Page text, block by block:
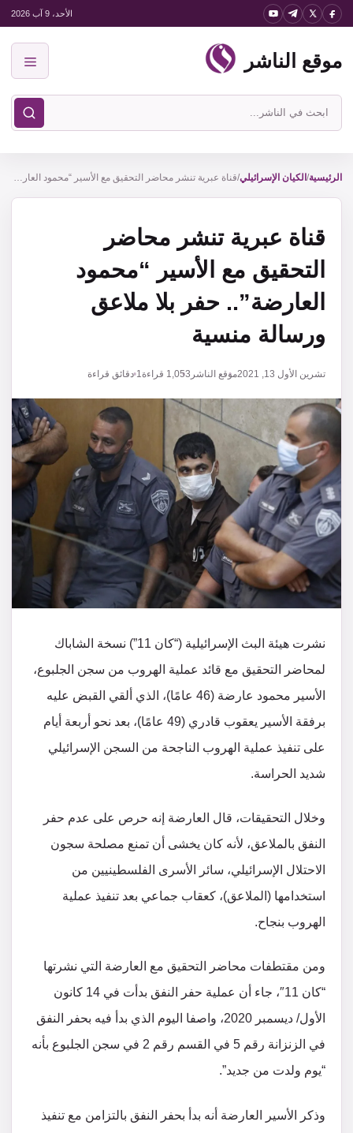
انتقل
المحتوى
الأحد، 9 آب 2026
موقع الناشر
ابحث
في
الناشر
الرئيسية/ الكيان الإسرائيلي/ قناة عبرية تنشر محاضر التحقيق مع الأسير “محمود العارضة”.. حفر بلا ملاعق ورسالة منسية
قناة عبرية تنشر محاضر
التحقيق مع الأسير “محمود
العارضة”.. حفر بلا ملاعق
ورسالة منسية
تشرين الأول 13, 2021 موقع الناشر 1,053 قراءة1 دقائق قراءة
نشرت هيئة البث الإسرائيلية (“كان 11”) نسخة الشاباك
لمحاضر التحقيق مع قائد عملية الهروب من سجن الجلبوع،
الأسير محمود عارضة (46 عامًا)، الذي ألقي القبض عليه
برفقة الأسير يعقوب قادري (49 عامًا)، بعد نحو أربعة أيام
على تنفيذ عملية الهروب الناجحة من السجن الإسرائيلي
شديد الحراسة.
وخلال التحقيقات، قال العارضة إنه حرص على عدم حفر
النفق بالملاعق، لأنه كان يخشى أن تمنع مصلحة سجون
الاحتلال الإسرائيلي، سائر الأسرى الفلسطينيين من
استخدامها (الملاعق)، كعقاب جماعي بعد تنفيذ عملية
الهروب بنجاح.
ومن مقتطفات محاضر التحقيق مع العارضة التي نشرتها
“كان 11″، جاء أن عملية حفر النفق بدأت في 14 كانون
الأول/ ديسمبر 2020، واصفا اليوم الذي بدأ فيه بحفر النفق
في الزنزانة رقم 5 في القسم رقم 2 في سجن الجلبوع بأنه
“يوم ولدت من جديد”.
وذكر الأسير العارضة أنه بدأ بحفر النفق بالتزامن مع تنفيذ